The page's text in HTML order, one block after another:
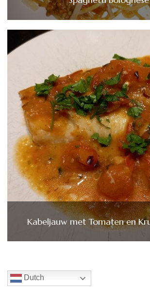
Kabeljauw met Tomaten en
Dutch